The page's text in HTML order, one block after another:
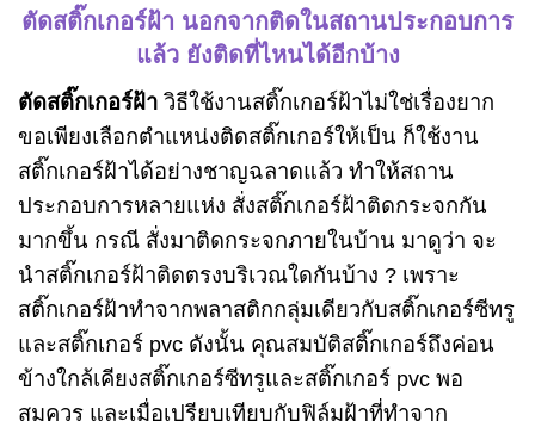
ตัดสติ๊กเกอร์ฝ้า นอกจากติดในสถานประกอบการ
แล้ว ยังติดที่ไหนได้อีกบ้าง
ตัดสติ๊กเกอร์ฝ้า วิธีใช้งานสติ๊กเกอร์ฝ้าไม่ใช่เรื่องยาก
ขอเพียงเลือกตำแหน่งติดสติ๊กเกอร์ให้เป็น ก็ใช้งาน
สติ๊กเกอร์ฝ้าได้อย่างชาญฉลาดแล้ว ทำให้สถาน
ประกอบการหลายแห่ง สั่งสติ๊กเกอร์ฝ้าติดกระจกกัน
มากขึ้น กรณี สั่งมาติดกระจกภายในบ้าน มาดูว่า จะ
นำสติ๊กเกอร์ฝ้าติดตรงบริเวณใดกันบ้าง ? เพราะ
สติ๊กเกอร์ฝ้าทำจากพลาสติกกลุ่มเดียวกับสติ๊กเกอร์ซีทรู
และสติ๊กเกอร์ pvc ดังนั้น คุณสมบัติสติ๊กเกอร์ถึงค่อน
ข้างใกล้เคียงสติ๊กเกอร์ซีทรูและสติ๊กเกอร์ pvc พอ
สมควร และเมื่อเปรียบเทียบกับฟิล์มฝ้าที่ทำจาก